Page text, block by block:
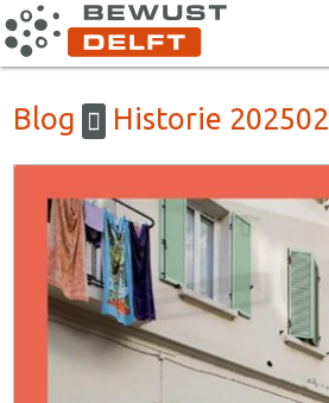
Blog Historie 202502